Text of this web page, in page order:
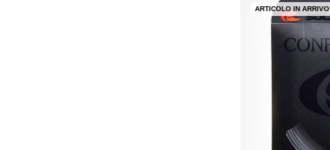
ARTICOLO IN ARRIVO